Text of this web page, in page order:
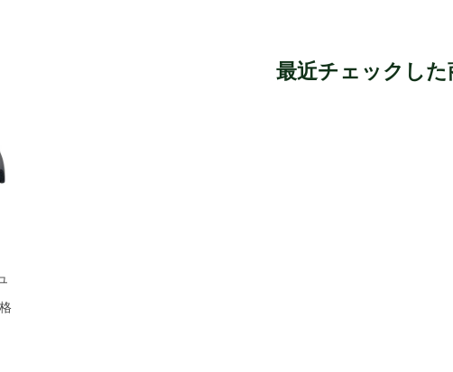
最近チェックした